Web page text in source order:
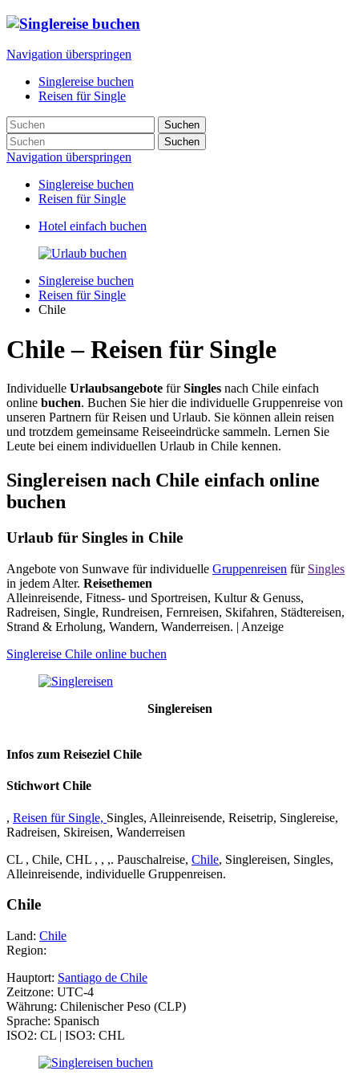
Navigation überspringen
Singlereise buchen
Reisen für Single
Suchen
Suchen
Navigation überspringen
Singlereise buchen
Reisen für Single
Hotel einfach buchen
Singlereise buchen
Reisen für Single
Chile
Chile – Reisen für Single
Individuelle Urlaubsangebote fürSingles nach Chile einfach
online buchen. Buchen Sie hier die individuelle Gruppenreise von
unseren Partnern für Reisen und Urlaub. Sie können allein reisen
und trotzdem gemeinsame Reiseeindrücke sammeln. Lernen Sie
Leute bei einem individuellen Urlaub in Chile kennen.
Singlereisen nach Chile einfach online
buchen
Urlaub für Singles in Chile
Angebote von Sunwave für individuelle Gruppenreisen für Singles
in jedem Alter. Reisethemen
Alleinreisende, Fitness- und Sportreisen, Kultur & Genuss,
Radreisen, Single, Rundreisen, Fernreisen, Skifahren, Städtereisen,
Strand & Erholung, Wandern, Wanderreisen. | Anzeige
Singlereise Chile online buchen
Singlereisen
Infos zum Reiseziel Chile
Stichwort Chile
, Reisen für Single, Singles, Alleinreisende, Reisetrip, Singlereise,
Radreisen, Skireisen, Wanderreisen
CL , Chile, CHL , , ,. Pauschalreise, Chile, Singlereisen, Singles,
Alleinreisende, individuelle Gruppenreisen.
Chile
Land: Chile
Region:
Hauptort: Santiago de Chile
Zeitzone: UTC-4
Währung: Chilenischer Peso (CLP)
Sprache: Spanisch
ISO2: CL | ISO3: CHL